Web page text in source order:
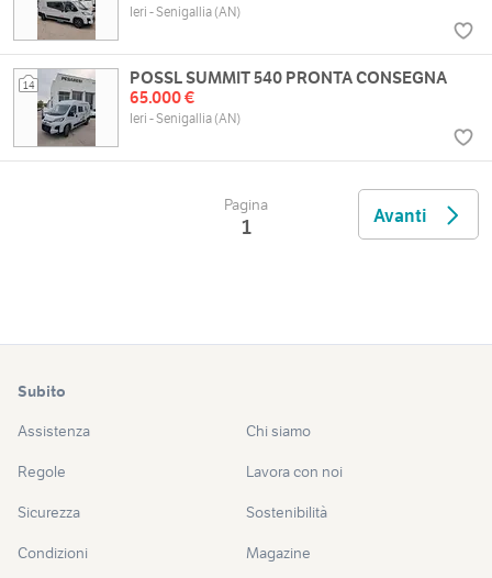
Ieri - Senigallia (AN)
14
POSSL SUMMIT 540 PRONTA CONSEGNA
65.000 €
Ieri - Senigallia (AN)
Pagina
1 Avanti
Subito
Assistenza
Regole
Sicurezza
Condizioni
Chi siamo
Lavora con noi
Sostenibilità
Magazine